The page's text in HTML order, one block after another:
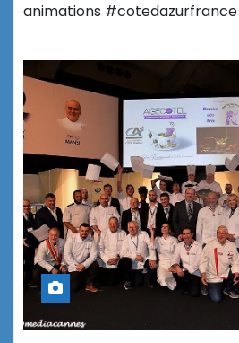
animations